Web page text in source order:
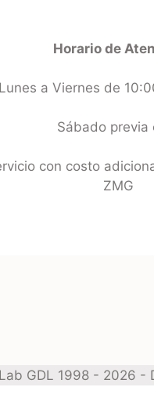
Horario de
Lunes a Viernes de
Sábado previa
con costo
ZMG
GDL 1998 - 2026 -